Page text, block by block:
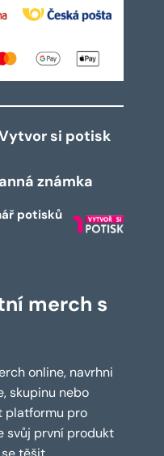
si potisk
známka
potisků
merch s
online, navrhni
skupinu nebo
platformu pro
svůj první produkt